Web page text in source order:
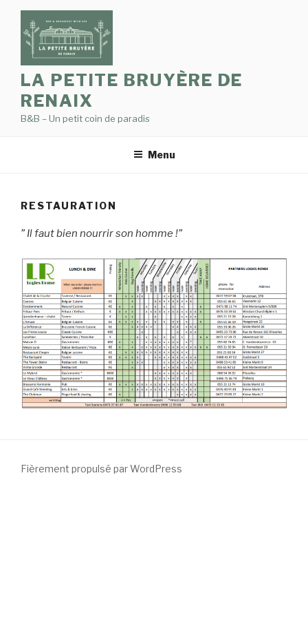
contenu
principal
LA PETITE BRUYÈRE DE
RENAIX
B&B – Un petit coin de paradis
Menu
RESTAURATION
” Il faut bien nourrir son homme !”
Fièrement propulsé par WordPress